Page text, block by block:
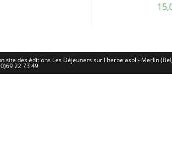
site des éditions Les Déjeuners sur l'herbe asbl - Merlin
22 73 49